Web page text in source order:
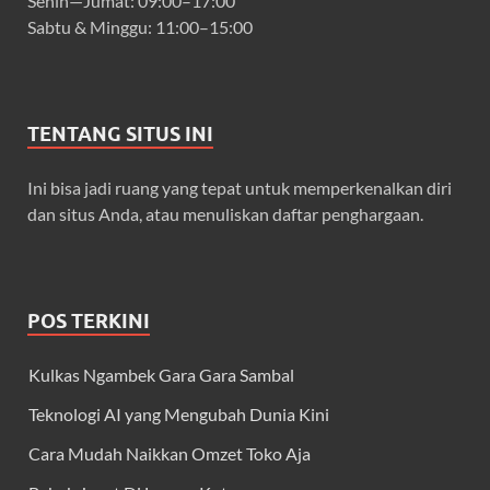
Sabtu & Minggu: 11:00–15:00
TENTANG SITUS INI
Ini bisa jadi ruang yang tepat untuk memperkenalkan diri
dan situs Anda, atau menuliskan daftar penghargaan.
POS TERKINI
Kulkas Ngambek Gara Gara Sambal
Teknologi AI yang Mengubah Dunia Kini
Cara Mudah Naikkan Omzet Toko Aja